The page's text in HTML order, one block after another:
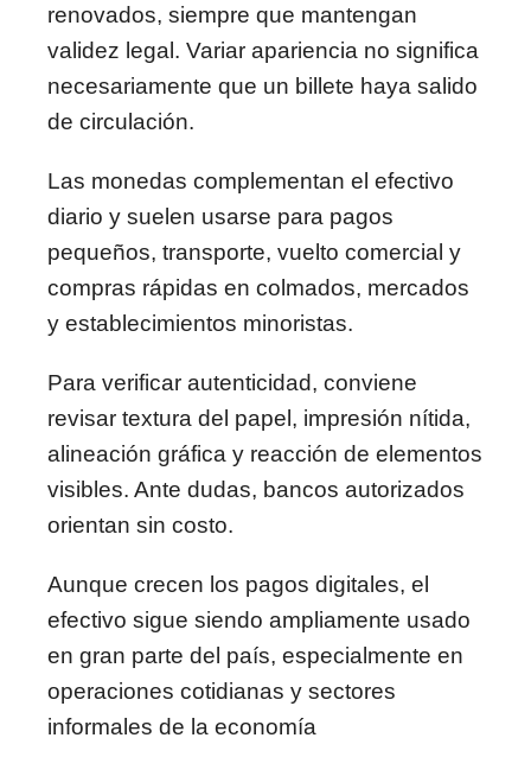
renovados, siempre que mantengan
validez legal. Variar apariencia no significa
necesariamente que un billete haya salido
de circulación.
Las monedas complementan el efectivo
diario y suelen usarse para pagos
pequeños, transporte, vuelto comercial y
compras rápidas en colmados, mercados
y establecimientos minoristas.
Para verificar autenticidad, conviene
revisar textura del papel, impresión nítida,
alineación gráfica y reacción de elementos
visibles. Ante dudas, bancos autorizados
orientan sin costo.
Aunque crecen los pagos digitales, el
efectivo sigue siendo ampliamente usado
en gran parte del país, especialmente en
operaciones cotidianas y sectores
informales de la economía